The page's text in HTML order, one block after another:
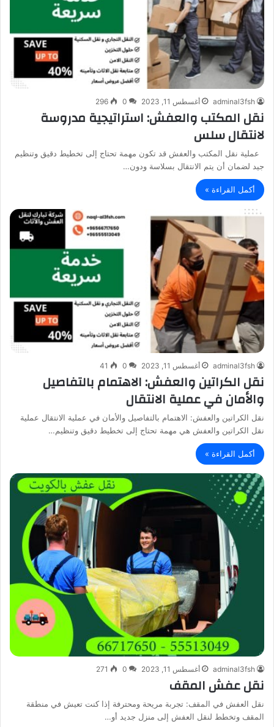
adminal3fsh أغسطس 11, 2023 0
296
نقل المكتب والعفش: استراتيجية مدروسة
لانتقال سلس
عملية نقل المكتب والعفش قد تكون مهمة تحتاج إلى تخطيط دقيق وتنظيم
جيد لضمان أن يتم الانتقال بسلاسة ودون…
أكمل القراءة »
adminal3fsh أغسطس 11, 2023 0
41
نقل الكراتين والعفش: الاهتمام بالتفاصيل
والأمان في عملية الانتقال
نقل الكراتين والعفش: الاهتمام بالتفاصيل والأمان في عملية الانتقال عملية
نقل الكراتين والعفش هي مهمة تحتاج إلى تخطيط دقيق وتنظيم…
أكمل القراءة »
adminal3fsh أغسطس 11, 2023 0
271
نقل عفش المقف
نقل العفش في المقف: تجربة مريحة ومحترفة إذا كنت تعيش في منطقة
المقف وتخطط لنقل العفش إلى منزل جديد أو…